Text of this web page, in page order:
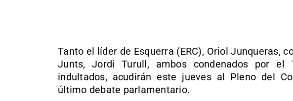
Tanto el líder de Esquerra (ERC), Oriol Junqueras,
Junts, Jordi Turull, ambos condenados por el
indultados, acudirán este jueves al Pleno del
último debate parlamentario.